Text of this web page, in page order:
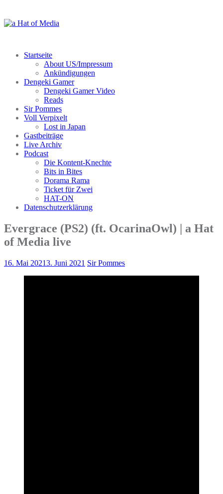
springen
Startseite
About US/Impressum
Ankündigungen
Dengeki Gamer
Dengeki Gamer Video
Reads
Sir Pommes
Voll Verpixelt
Lost in Japan
Gastbeiträge
Live Archiv
Podcast
Die Kontent-Knechte
Bits in Bites
Dorama Rama
Ticket für Zwei
HAT-ON
Datenschutzerklärung
Evergrace (PS2) (ft. OcarinaOwl) | a Hat
of Media live
16. Mai 20213. Juni 2021 Sir Pommes